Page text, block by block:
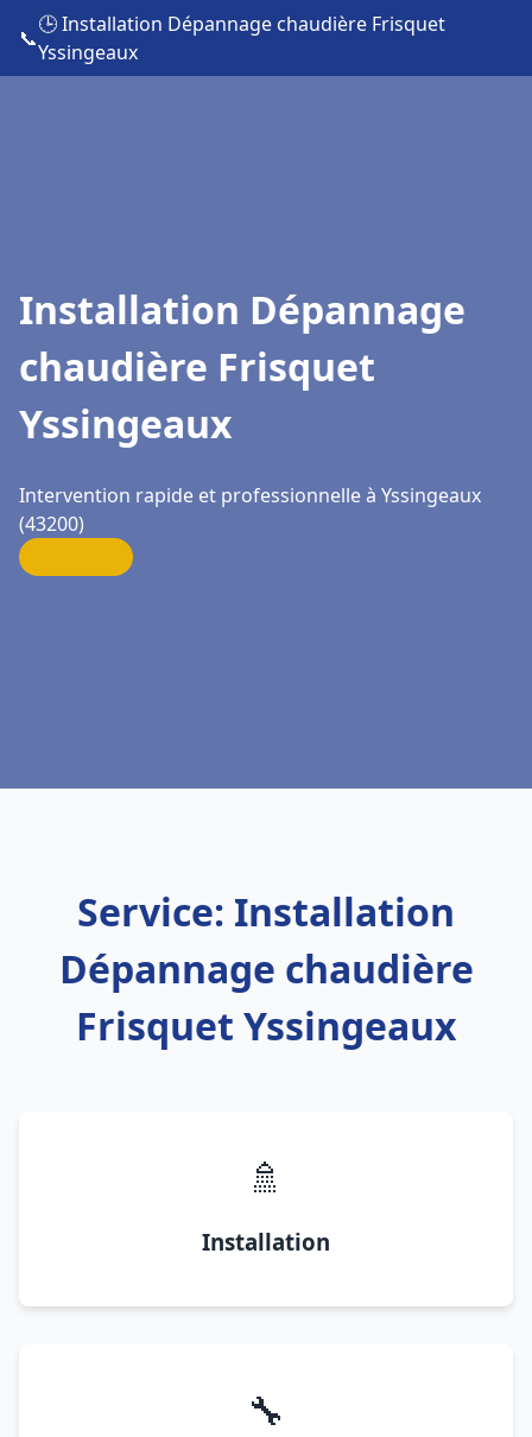
📞
🕒 Installation Dépannage chaudière Frisquet
Yssingeaux
Installation Dépannage
chaudière Frisquet
Yssingeaux
Intervention rapide et professionnelle à Yssingeaux
(43200)
Service: Installation
Dépannage chaudière
Frisquet Yssingeaux
🚿
Installation
🔧